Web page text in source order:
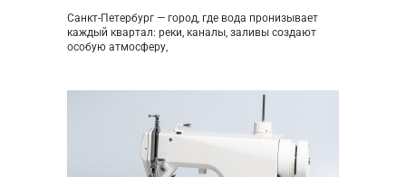
Санкт-Петербург — город, где вода пронизывает
каждый квартал: реки, каналы, заливы создают
особую атмосферу,